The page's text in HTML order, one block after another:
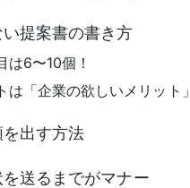
提案書の書き方
は6〜10個！
は「企業の欲しいメリット
出す方法
送るまでがマナー